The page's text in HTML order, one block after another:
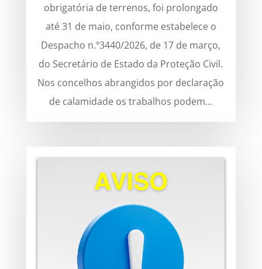
obrigatória de terrenos, foi prolongado
até 31 de maio, conforme estabelece o
Despacho n.º3440/2026, de 17 de março,
do Secretário de Estado da Proteção Civil.
Nos concelhos abrangidos por declaração
de calamidade os trabalhos podem...